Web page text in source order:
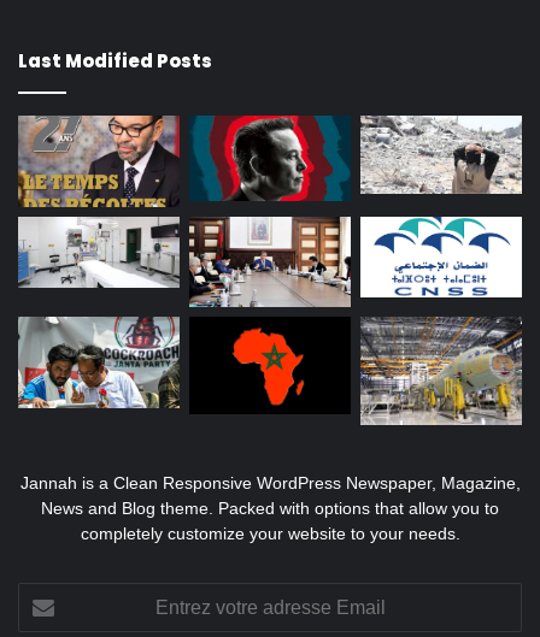
Last Modified Posts
Jannah is a Clean Responsive WordPress Newspaper, Magazine,
News and Blog theme. Packed with options that allow you to
completely customize your website to your needs.
votre